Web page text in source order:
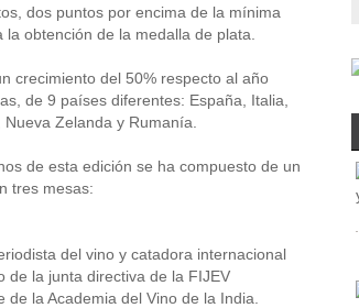
dos puntos por encima de la mínima
obtención de la medalla de plata.
crecimiento del 50% respecto al año
de 9 países diferentes: España, Italia,
Zelanda y Rumanía.
de esta edición se ha compuesto de un
tres mesas:
del vino y catadora internacional
de la junta directiva de la FIJEV
la Academia del Vino de la India.